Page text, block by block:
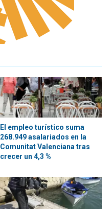
El empleo turístico suma
268.949 asalariados en la
Comunitat Valenciana tras
crecer un 4,3 %